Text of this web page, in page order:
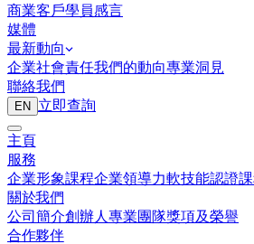
商業客戶學員感言
媒體
最新動向
企業社會責任我們的動向專業洞見
聯絡我們
EN 立即查詢
主頁
服務
企業形象課程企業領導力軟技能認證
關於我們
公司簡介創辦人 專業團隊獎項及榮譽
合作夥伴